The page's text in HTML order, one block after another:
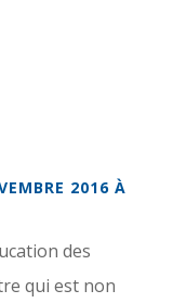
2016 À
des
qui est non